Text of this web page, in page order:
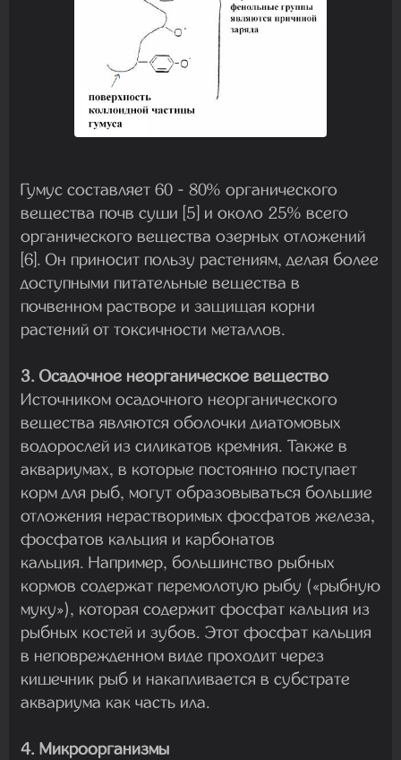
Гумус составляет 60 - 80% органического
вещества почв суши [5] и около 25% всего
органического вещества озерных отложений
[6]. Он приносит пользу растениям, делая более
доступными питательные вещества в
почвенном растворе и защищая корни
растений от токсичности металлов.
3. Осадочное неорганическое вещество
Источником осадочного неорганического
вещества являются оболочки диатомовых
водорослей из силикатов кремния. Также в
аквариумах, в которые постоянно поступает
корм для рыб, могут образовываться большие
отложения нерастворимых фосфатов железа,
фосфатов кальция и карбонатов
кальция. Например, большинство рыбных
кормов содержат перемолотую рыбу («рыбную
муку»), которая содержит фосфат кальция из
рыбных костей и зубов. Этот фосфат кальция
в неповрежденном виде проходит через
кишечник рыб и накапливается в субстрате
аквариума как часть ила.
4. Микроорганизмы